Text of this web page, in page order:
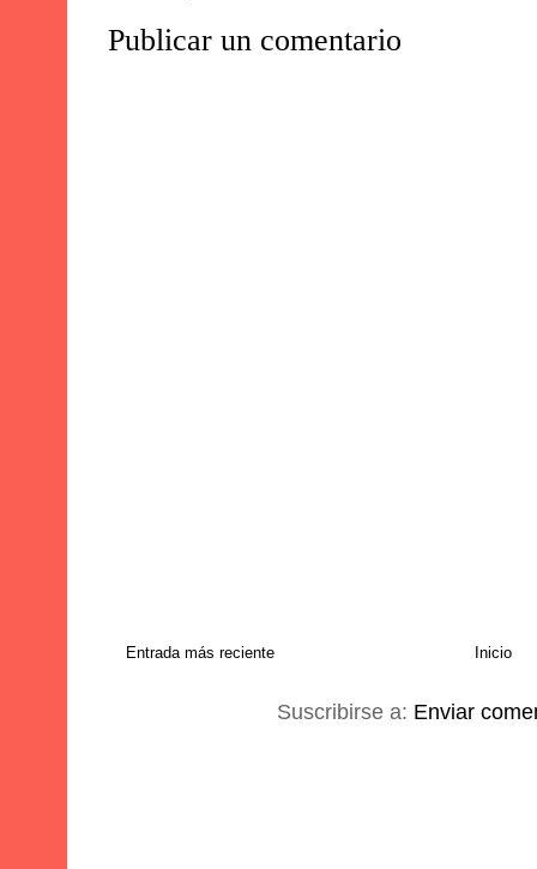
Publicar un comentario
Entrada más reciente Inicio
Suscribirse a: Enviar